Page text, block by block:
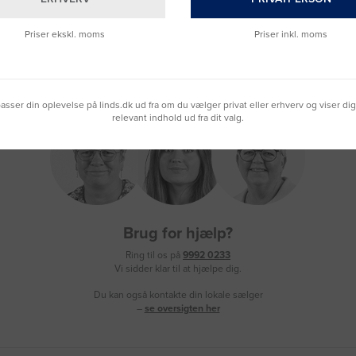
Brug for hjælp?
Ring til os på 9992 0233
Vi sidder klar til at hjælpe dig.
Du kan også kontakte din lokale sælger
– se oversigten her
Priser ekskl. moms Priser inkl. moms
din oplevelse på linds.dk ud fra om du vælger privat eller erhverv og viser
relevant indhold ud fra dit valg.